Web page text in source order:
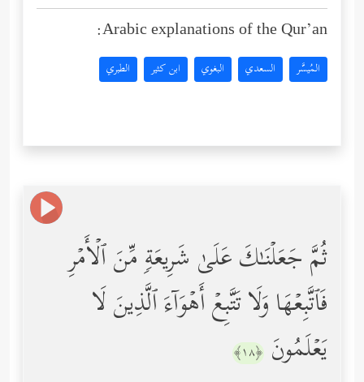
Arabic explanations of the Qur’an:
المُيسَّر السعدي البغوي ابن كثير الطبري
ثُمَّ جَعَلۡنَـٰكَ عَلَىٰ شَرِیعَةࣲ مِّنَ ٱلۡأَمۡرِ
فَٱتَّبِعۡهَا وَلَا تَتَّبِعۡ أَهۡوَاۤءَ ٱلَّذِینَ لَا
یَعۡلَمُونَ ﴿١٨﴾